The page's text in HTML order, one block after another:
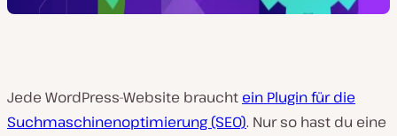
Jede WordPress-Website braucht ein Plugin für die
Suchmaschinenoptimierung (SEO). Nur so hast du eine